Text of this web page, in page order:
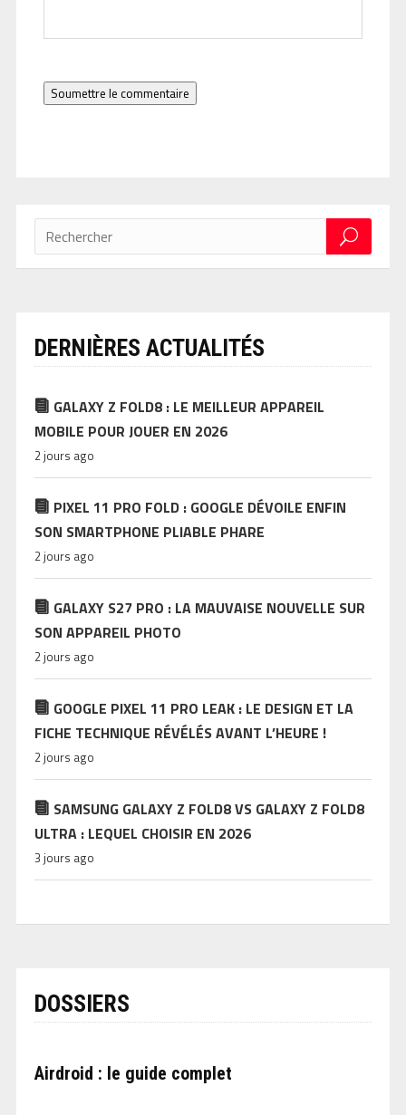
Soumettre le commentaire
DERNIÈRES ACTUALITÉS
GALAXY Z FOLD8 : LE MEILLEUR APPAREIL
MOBILE POUR JOUER EN 2026
2 jours ago
PIXEL 11 PRO FOLD : GOOGLE DÉVOILE ENFIN
SON SMARTPHONE PLIABLE PHARE
2 jours ago
GALAXY S27 PRO : LA MAUVAISE NOUVELLE SUR
SON APPAREIL PHOTO
2 jours ago
GOOGLE PIXEL 11 PRO LEAK : LE DESIGN ET LA
FICHE TECHNIQUE RÉVÉLÉS AVANT L’HEURE !
2 jours ago
SAMSUNG GALAXY Z FOLD8 VS GALAXY Z FOLD8
ULTRA : LEQUEL CHOISIR EN 2026
3 jours ago
DOSSIERS
Airdroid : le guide complet